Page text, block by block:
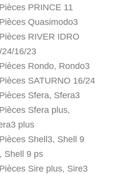
Pièces PRINCE 11
Pièces Quasimodo3
Pièces RIVER IDRO
24/16/23
Pièces Rondo, Rondo3
Pièces SATURNO 16/24
Pièces Sfera, Sfera3
Pièces Sfera plus,
plus
Pièces Shell3, Shell 9
Shell 9 ps
Pièces Sire plus, Sire3